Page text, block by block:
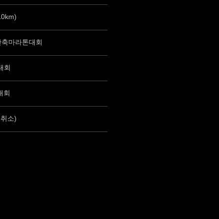
마라톤대회
회
회
소)